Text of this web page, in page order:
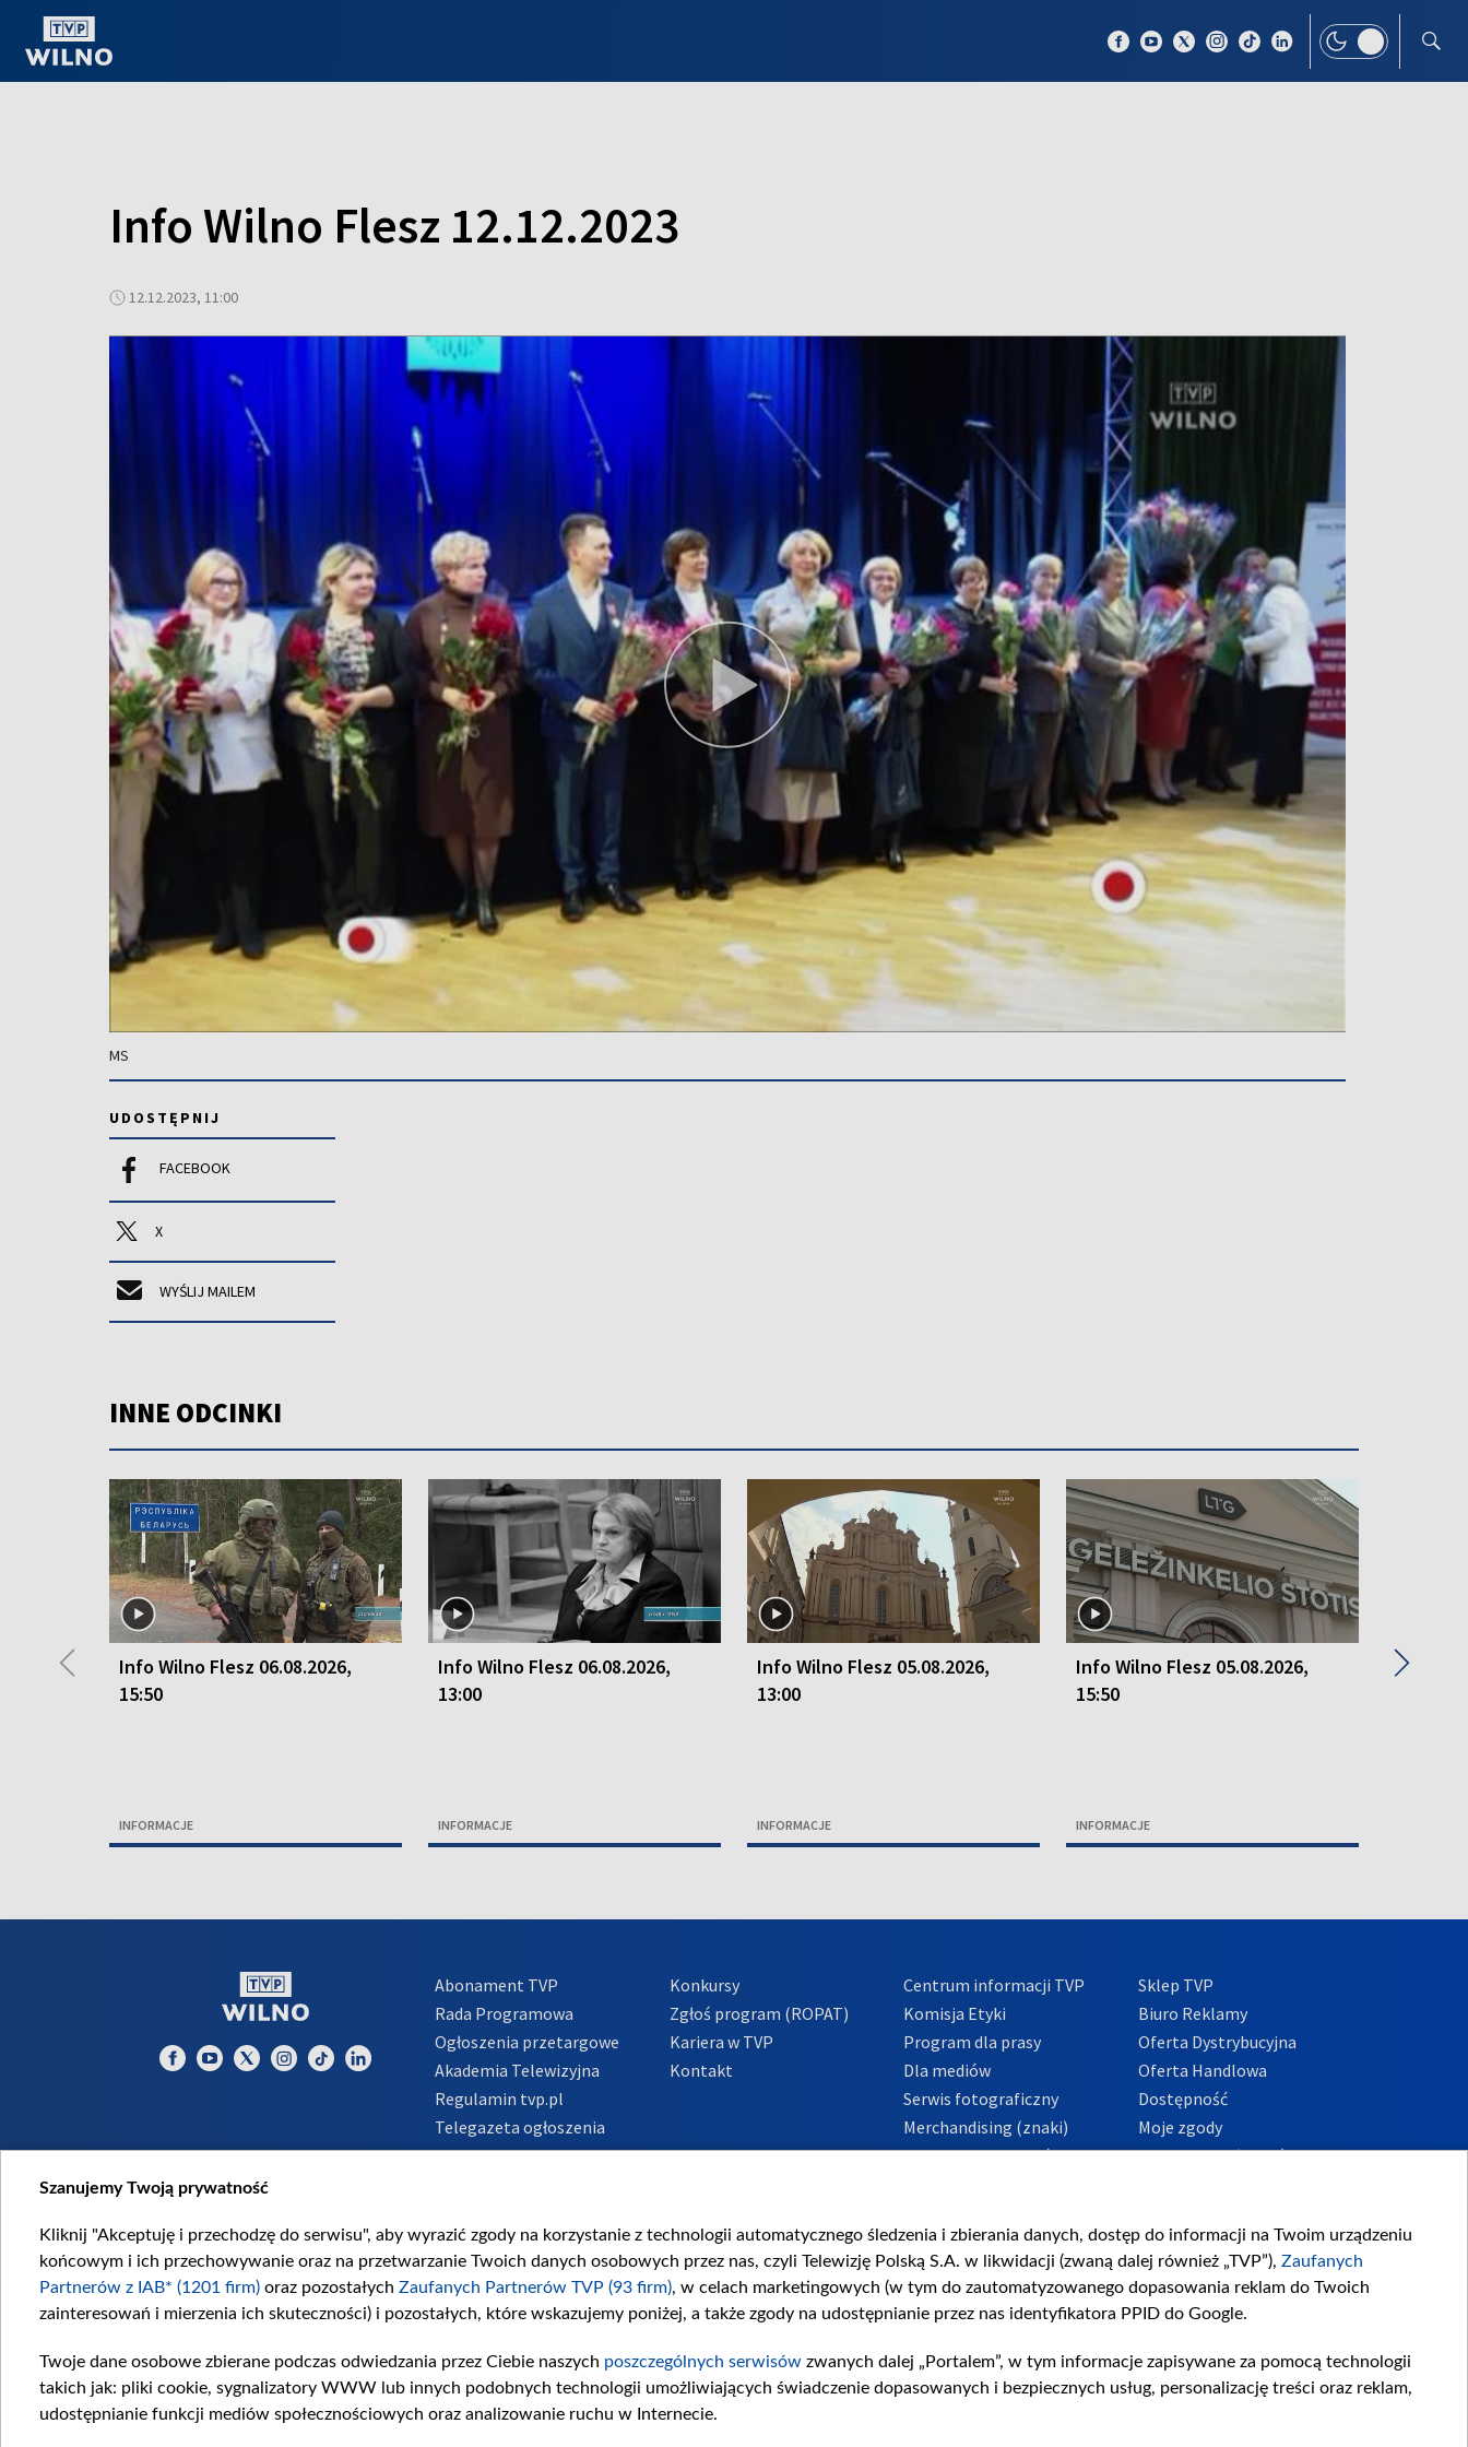
Info Wilno Flesz 12.12.2023
12.12.2023, 11:00
MS
UDOSTĘPNIJ
FACEBOOK
X
WYŚLIJ MAILEM
INNE ODCINKI
Info Wilno Flesz 06.08.2026,
15:50
INFORMACJE
Info Wilno Flesz 06.08.2026,
13:00
INFORMACJE
Info Wilno Flesz 05.08.2026,
13:00
INFORMACJE
Info Wilno Flesz 05.08.2026,
15:50
INFORMACJE
Info
◀ ▶
Abonament TVP
Rada Programowa
Ogłoszenia przetargowe
Akademia Telewizyjna
Regulamin tvp.pl
Telegazeta ogłoszenia
Informacje o nadawcy
Konkursy
Zgłoś program (ROPAT)
Kariera w TVP
Kontakt
Centrum informacji TVP
Komisja Etyki
Program dla prasy
Dla mediów
Serwis fotograficzny
Merchandising (znaki)
Polityka Prywatności
Sklep TVP
Biuro Reklamy
Oferta Dystrybucyjna
Oferta Handlowa
Dostępność
Moje zgody
Procedura zgłoszeń
Szanujemy Twoją prywatność
Kliknij "Akceptuję i przechodzę do serwisu", aby wyrazić zgody na korzystanie z technologii automatycznego śledzenia i zbierania danych, dostęp do informacji na Twoim urządzeniu
końcowym i ich przechowywanie oraz na przetwarzanie Twoich danych osobowych przez nas, czyli Telewizję Polską S.A. w likwidacji (zwaną dalej również „TVP”), Zaufanych
Partnerów z IAB* (1201 firm) oraz pozostałych Zaufanych Partnerów TVP (93 firm), w celach marketingowych (w tym do zautomatyzowanego dopasowania reklam do Twoich
zainteresowań i mierzenia ich skuteczności) i pozostałych, które wskazujemy poniżej, a także zgody na udostępnianie przez nas identyfikatora PPID do Google.
Twoje dane osobowe zbierane podczas odwiedzania przez Ciebie naszych poszczególnych serwisów zwanych dalej „Portalem”, w tym informacje zapisywane za pomocą technologii
takich jak: pliki cookie, sygnalizatory WWW lub innych podobnych technologii umożliwiających świadczenie dopasowanych i bezpiecznych usług, personalizację treści oraz reklam,
udostępnianie funkcji mediów społecznościowych oraz analizowanie ruchu w Internecie.